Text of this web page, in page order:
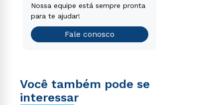
Encontre o curso de graduação
que é o ideal para você.
Teste vocacional
Nossa equipe está sempre pronta
para te ajudar!
Fale conosco
Você também pode se
interessar